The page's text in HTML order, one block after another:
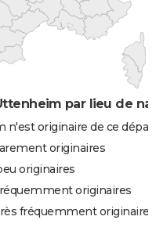
par lieu de
n'est originaire de ce
originaires
originaires
originaires
fréquemment originaires